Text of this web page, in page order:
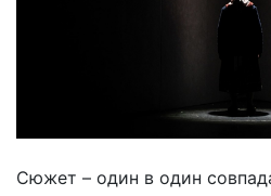
Сюжет – один в один